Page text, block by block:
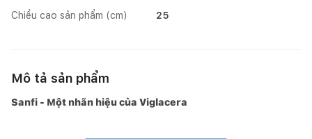
Chiều cao sản phẩm (cm) 25
Mô tả sản phẩm
Sanfi - Một nhãn hiệu của Viglacera